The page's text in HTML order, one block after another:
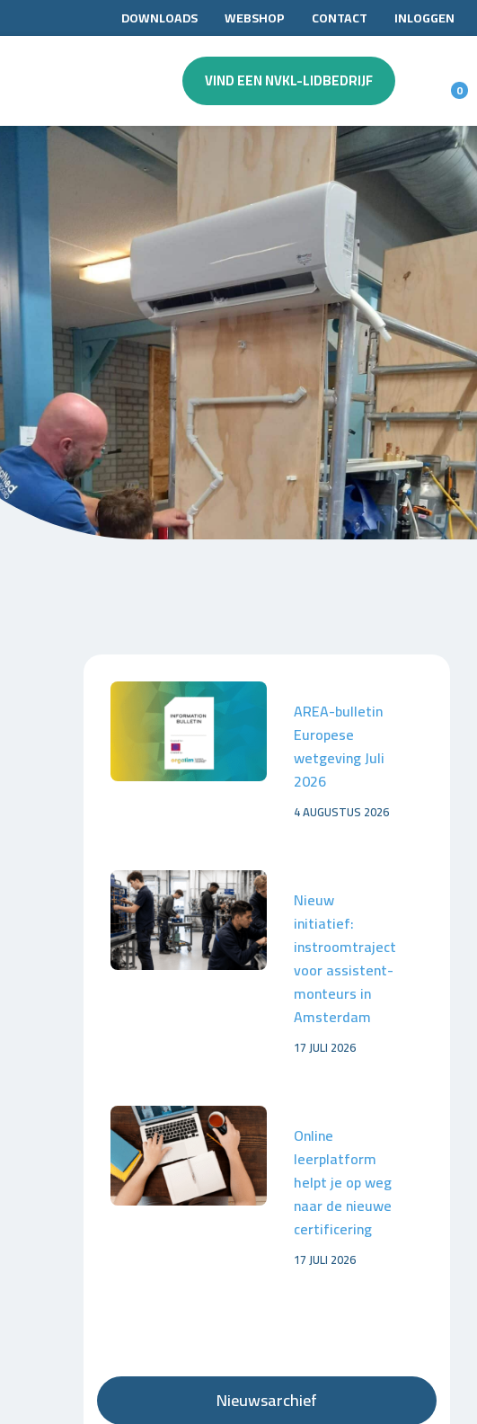
DOWNLOADS WEBSHOP CONTACT INLOGGEN
VIND EEN NVKL-LIDBEDRIJF 0
AREA-bulletin
Europese
wetgeving Juli
2026
4 AUGUSTUS 2026
Nieuw
initiatief:
instroomtraject
voor assistent-
monteurs in
Amsterdam
17 JULI 2026
Online
leerplatform
helpt je op weg
naar de nieuwe
certificering
17 JULI 2026
Nieuwsarchief